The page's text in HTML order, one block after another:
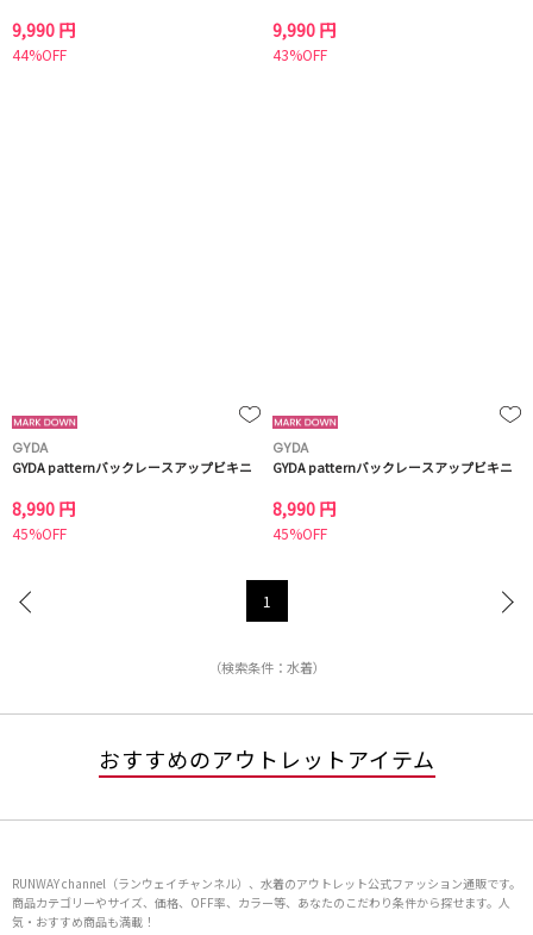
9,990 円
44%OFF
9,990 円
43%OFF
GYDA
GYDA patternバックレースアップビキニ
8,990 円
45%OFF
GYDA
GYDA patternバックレースアップビキニ
8,990 円
45%OFF
1
（検索条件：水着）
おすすめのアウトレットアイテム
RUNWAY channel（ランウェイチャンネル）、水着のアウトレット公式ファッション通販です。
商品カテゴリーやサイズ、価格、OFF率、カラー等、あなたのこだわり条件から探せます。人
気・おすすめ商品も満載！